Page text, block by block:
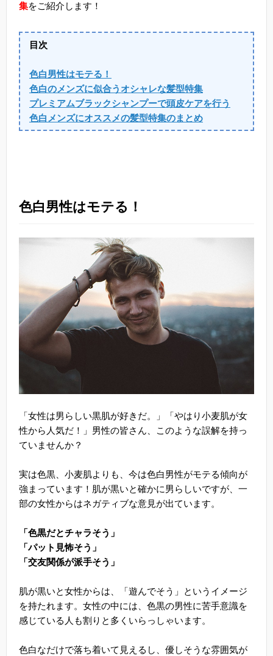
集をご紹介します！
目次
色白男性はモテる！
色白のメンズに似合うオシャレな髪型特集
プレミアムブラックシャンプーで頭皮ケアを行う
色白メンズにオススメの髪型特集のまとめ
色白男性はモテる！
「女性は男らしい黒肌が好きだ。」「やはり小麦肌が女
性から人気だ！」男性の皆さん、このような誤解を持っ
ていませんか？
実は色黒、小麦肌よりも、今は色白男性がモテる傾向が
強まっています！肌が黒いと確かに男らしいですが、一
部の女性からはネガティブな意見が出ています。
「色黒だとチャラそう」
「パット見怖そう」
「交友関係が派手そう」
肌が黒いと女性からは、「遊んでそう」というイメージ
を持たれます。女性の中には、色黒の男性に苦手意識を
感じている人も割りと多くいらっしゃいます。
色白なだけで落ち着いて見えるし、優しそうな雰囲気が